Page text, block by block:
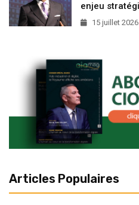
enjeu
15 juillet 2026
Articles Populaires